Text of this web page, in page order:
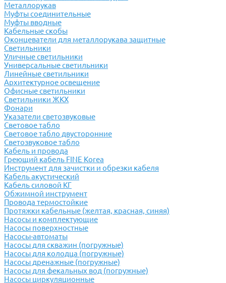
Металлорукав
Муфты соединительные
Муфты вводные
Кабельные скобы
Оконцеватели для металлорукава защитные
Светильники
Уличные светильники
Универсальные светильники
Линейные светильники
Архитектурное освещение
Офисные светильники
Светильники ЖКХ
Фонари
Указатели светозвуковые
Световое табло
Световое табло двусторонние
Светозвуковое табло
Кабель и провода
Греющий кабель FINE Korea
Инструмент для зачистки и обрезки кабеля
Кабель акустический
Кабель силовой КГ
Обжимной инструмент
Провода термостойкие
Протяжки кабельные (желтая, красная, синяя)
Насосы и комплектующие
Насосы поверхностные
Насосы-автоматы
Насосы для скважин (погружные)
Насосы для колодца (погружные)
Насосы дренажные (погружные)
Насосы для фекальных вод (погружные)
Насосы циркуляционные